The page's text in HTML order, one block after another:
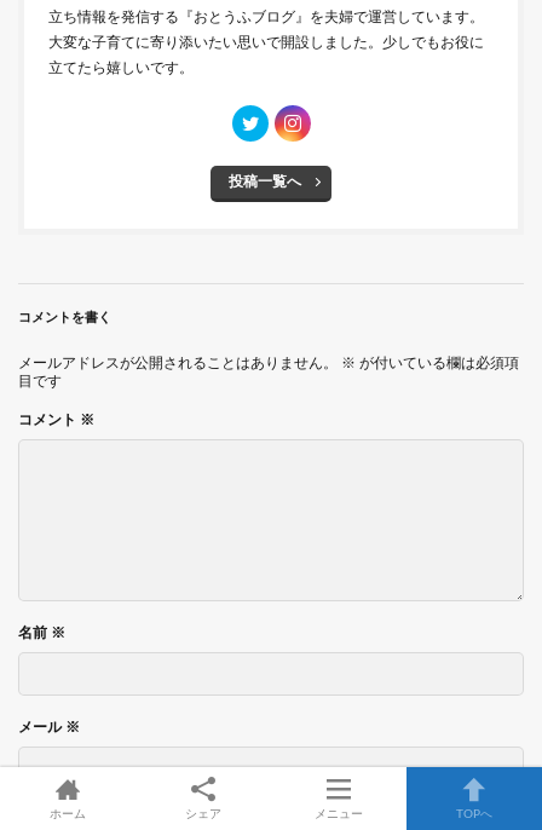
立ち情報を発信する『おとうふブログ』を夫婦で運営しています。
大変な子育てに寄り添いたい思いで開設しました。少しでもお役に
立てたら嬉しいです。
投稿一覧へ
コメントを書く
メールアドレスが公開されることはありません。 ※ が付いている欄は必須項
目です
コメント ※
名前 ※
メール ※
サイトホーム シェア メニュー TOPへ